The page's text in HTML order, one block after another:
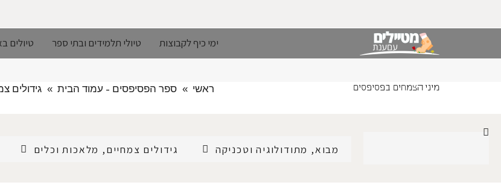
ימי כיף לקבוצות טיולי תלמידים ובתי ספר טיולים
מיני הצמחים בפסיפסים ראשי » ספר הפסיפסים - עמוד הבית » גידולים
מבוא, מתודולוגיה וטכניקה גידולים צמחיים, מלאכות וכלים